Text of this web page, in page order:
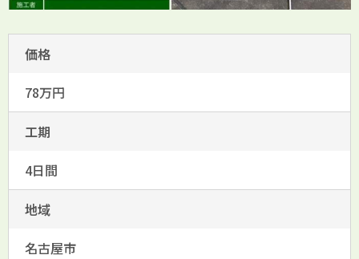
価格
78万円
工期
4日間
地域
名古屋市